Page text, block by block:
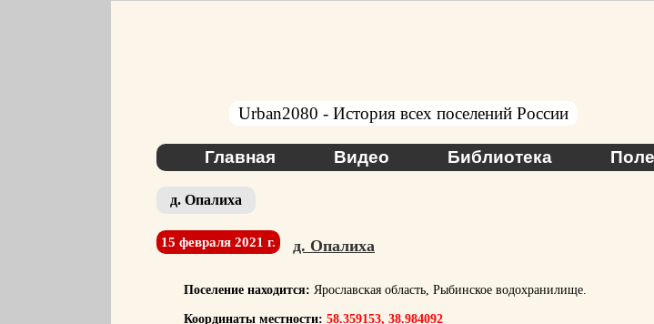
Urban2080 - История всех поселений России
Главная Видео Библиотека
д. Опалиха
15 февраля 2021 г. д. Опалиха
Поселение находится: Ярославская область, Рыбинское водохранилище.
Координаты местности: 58.359153, 38.984092